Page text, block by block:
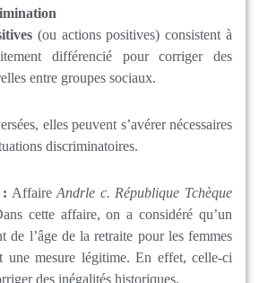
(ou actions positives) consistent à
différencié pour corriger des
entre groupes sociaux.
elles peuvent s’avérer nécessaires
discriminatoires.
: Affaire Andrle c. République Tchèque
cette affaire, on a considéré qu’un
de l’âge de la retraite pour les femmes
une mesure légitime. En effet, celle-ci
des inégalités historiques.